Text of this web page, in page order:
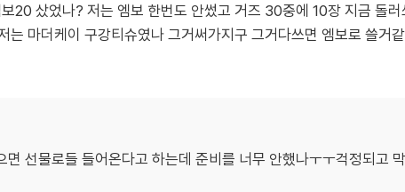
20 샀었나? 저는 엠보 한번도 안썼고 거즈 30중에 10장 지금 돌
는 마더케이 구강티슈였나 그거써가지구 그거다쓰면 엠보로 쓸거
면 선물로들 들어온다고 하는데 준비를 너무 안했나ㅜㅜ걱정되고